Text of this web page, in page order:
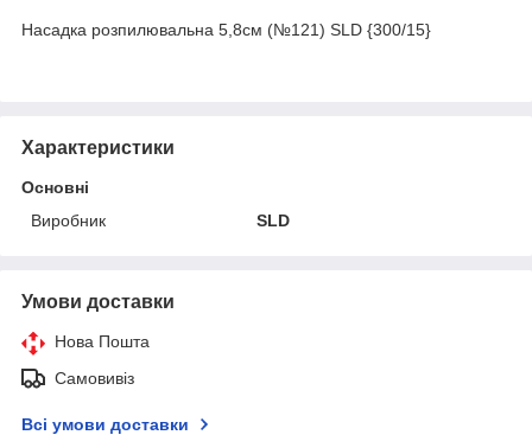
Насадка розпилювальна 5,8см (№121) SLD {300/15}
Характеристики
Основні
Виробник
SLD
Умови доставки
Нова Пошта
Самовивіз
Всі умови доставки